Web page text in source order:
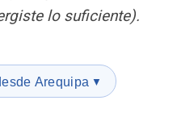
lo suficiente).
Arequipa ▼